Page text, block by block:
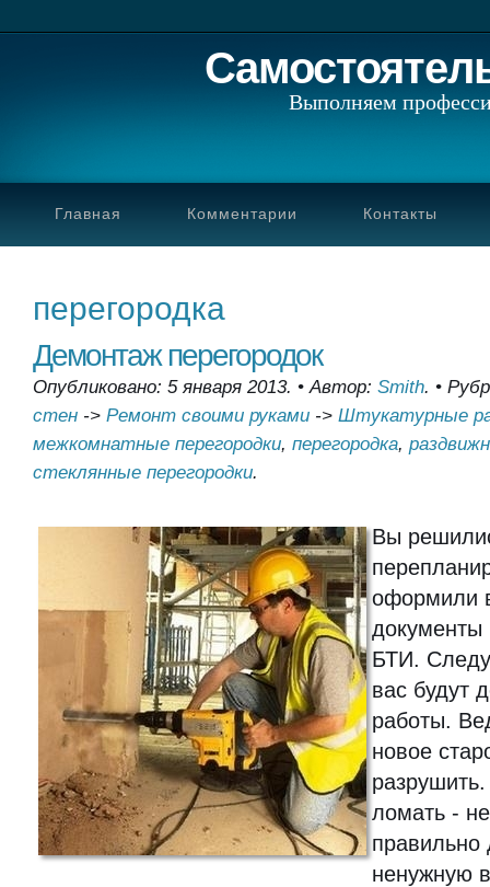
Выполняем
Главная Комментарии Контакты
перегородка
Демонтаж перегородок
Опубликовано: 5 января 2013. •Автор: Smith. •
стен -> Ремонт своими руками -> Штукатурные
межкомнатные перегородки, перегородка,
стеклянные перегородки.
Вы
оформили
документы
БТИ.
вас будут
работы.
новое
ломать -
правильно
ненужную